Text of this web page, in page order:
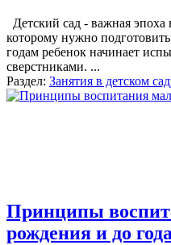
Детский сад - важная
которому нужно
годам ребенок начинает
сверстниками. ...
Раздел: Занятия в детском
Принципы
рождения и до